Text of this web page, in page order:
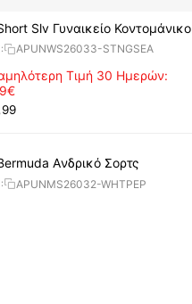
Slv Γυναικείο Κοντομάνικο
APUNWS26033-STNGSEA
Τιμή 30 Ημερών:
99
Aνδρικό Σορτς
APUNMS26032-WHTPEP